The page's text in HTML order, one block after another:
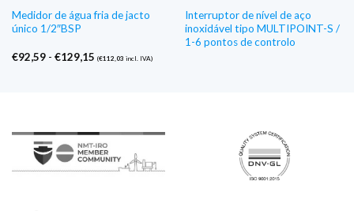
Medidor de água fria de jacto
único 1/2″BSP
€92,59 - €129,15Gama
(€112,03 incl. IVA)
Interruptor de nível de aço
inoxidável tipo MULTIPOINT-S /
1-6 pontos de controlo